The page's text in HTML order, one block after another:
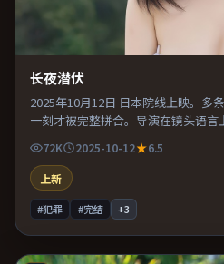
长夜潜伏
2025年10月12日 日本院线上映。多
一刻才被完整拼合。导演在镜头语
72K 2025-10-12
6.5
上新
#犯罪 #完结 +3